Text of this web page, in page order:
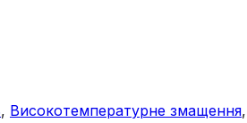
, Високотемпературне змащення,